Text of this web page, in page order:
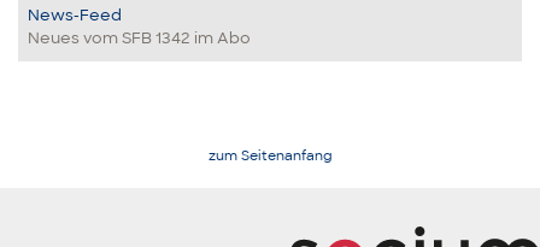
News-Feed
Neues vom SFB 1342 im Abo
zum Seitenanfang